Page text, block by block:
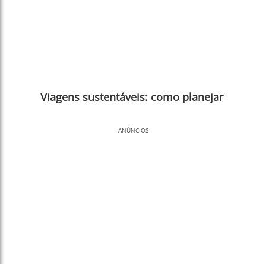
Viagens sustentáveis: como planejar
ANÚNCIOS